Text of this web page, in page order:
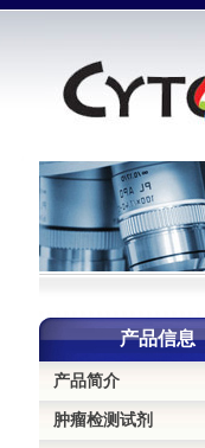
产品信息
产品简介
肿瘤检测试剂